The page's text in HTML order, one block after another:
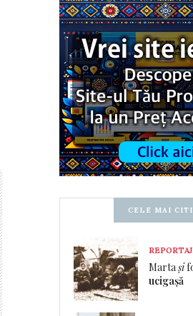
CELE MAI
Martași
ucigașă